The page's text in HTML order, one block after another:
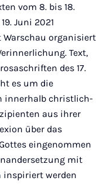
vom 8. bis 18.
Juni 2021
organisiert
Text,
des 17.
es um die
innerhalb christlich-
aus ihrer
über das
eingenommen
mit
inspiriert werden